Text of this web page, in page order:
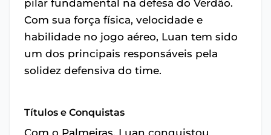
pilar fundamental na defesa do Verdão.
Com sua força física, velocidade e
habilidade no jogo aéreo, Luan tem sido
um dos principais responsáveis pela
solidez defensiva do time.
Títulos e Conquistas
Com o Palmeiras, Luan conquistou